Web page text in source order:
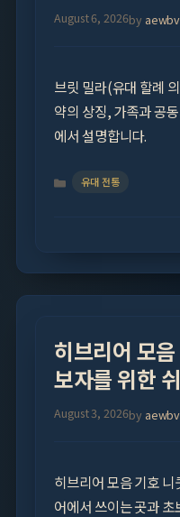
August 6, 2026by aewbv
브릿 밀라(유대 할례
약의 상징, 가족과 공
에서 설명합니다.
Categories
유대 전통
히브리어 모
보자를 위한
August 3, 2026by aewbv
히브리어 모음 기호
어에서 쓰이는 곳과